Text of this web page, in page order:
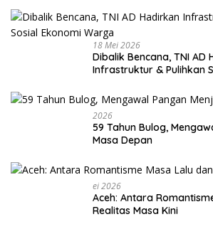
18 Mei 2026
Dibalik Bencana, TNI AD
Infrastruktur & Pulihkan
2026
59 Tahun Bulog,
Masa Depan
Ei 2026
Aceh: Antara
Realitas Masa Kini